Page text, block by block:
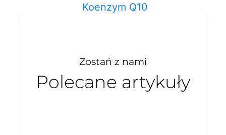
Koenzym Q10
Zostań z nami
Polecane artykuły